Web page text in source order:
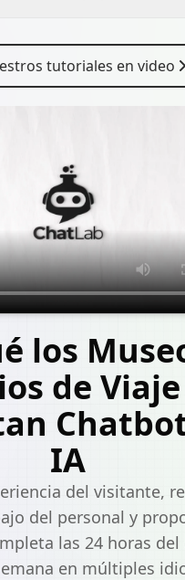
tutoriales en video
los
de Viaje
IA
del visitante,
del personal y
las 24 horas del
en múltiples